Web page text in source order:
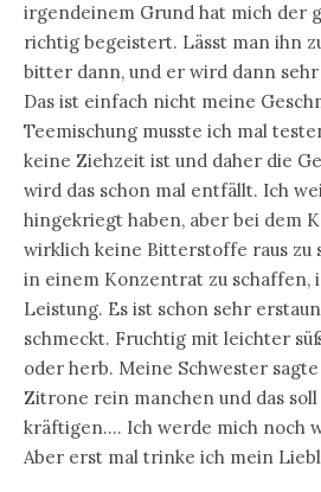
irgendeinem Grund hat mich der
richtig begeistert. Lässt man ihn
bitter dann, und er wird dann
Das ist einfach nicht meine
Teemischung musste ich mal
keine Ziehzeit ist und daher die
wird das schon mal entfällt. Ich
hingekriegt haben, aber bei dem
wirklich keine Bitterstoffe raus zu
in einem Konzentrat zu schaffen,
Leistung. Es ist schon sehr
schmeckt. Fruchtig mit leichter
oder herb. Meine Schwester
Zitrone rein manchen und das soll
kräftigen…. Ich werde mich noch
Aber erst mal trinke ich mein